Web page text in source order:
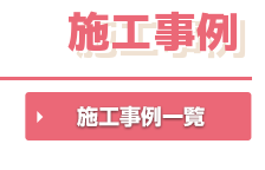
施工事例